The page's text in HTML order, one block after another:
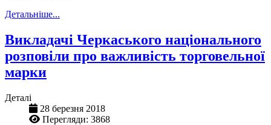
Детальніше...
Викладачі Черкаського національного
розповіли про важливість торговельної
марки
Деталі
28 березня 2018
Перегляди: 3868